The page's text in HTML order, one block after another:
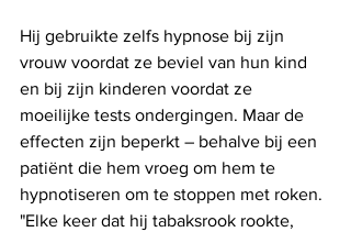
Hij gebruikte zelfs hypnose bij zijn
vrouw voordat ze beviel van hun kind
en bij zijn kinderen voordat ze
moeilijke tests ondergingen. Maar de
effecten zijn beperkt – behalve bij een
patiënt die hem vroeg om hem te
hypnotiseren om te stoppen met roken.
"Elke keer dat hij tabaksrook rookte,